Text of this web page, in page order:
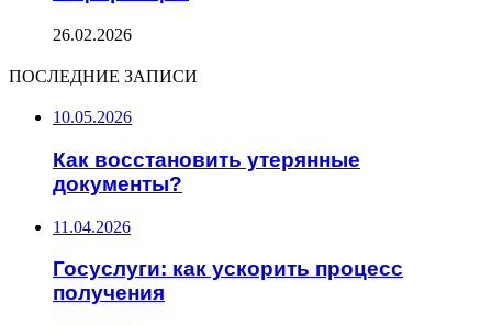
26.02.2026
ПОСЛЕДНИЕ ЗАПИСИ
10.05.2026
Как восстановить утерянные
документы?
11.04.2026
Госуслуги: как ускорить процесс
получения